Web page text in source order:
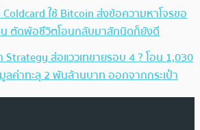
Coldcard ใช้ Bitcoin ส่งข้อความหาโจรขอ
น ตัดพ้อชีวิตโอนกลับมาสักนิดก็ยังดี
Strategy ส่อแววเทขายรอบ 4 ? โอน 1,030
ลค่าทะลุ 2 พันล้านบาท ออกจากกระเป๋า